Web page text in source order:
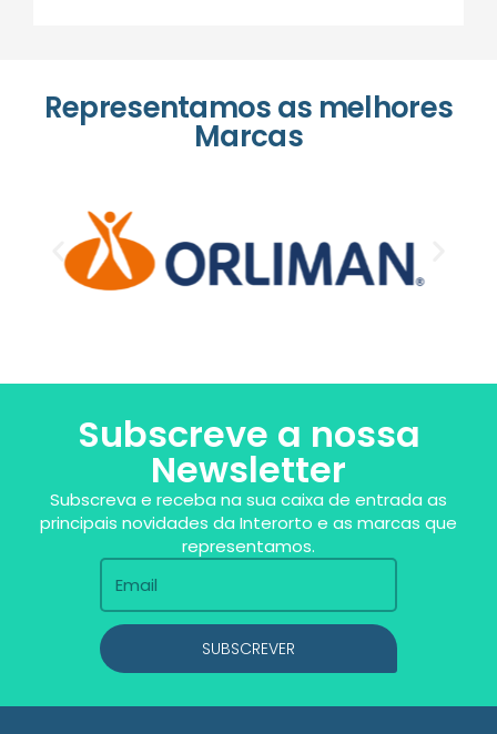
Representamos as melhores
Marcas
Subscreve a nossa
Newsletter
Subscreva e receba na sua caixa de entrada as
principais novidades da Interorto e as marcas que
representamos.
SUBSCREVER